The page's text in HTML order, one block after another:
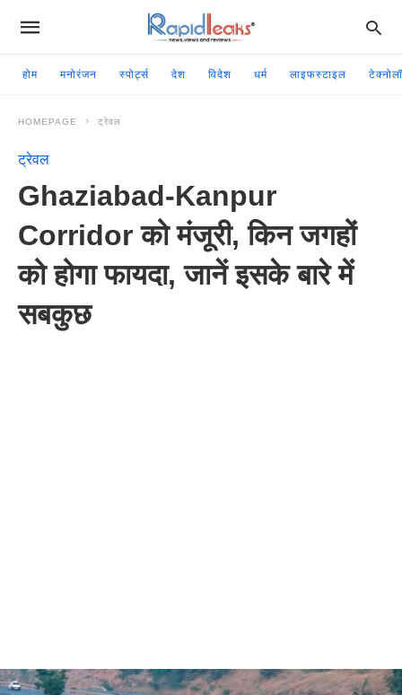
होम मनोरंजन स्पोर्ट्स देश विदेश धर्म लाइफस्टाइल
HOMEPAGE ट्रेवल
ट्रेवल
Ghaziabad-Kanpur
Corridor को मंजूरी, किन जगहों
को होगा फायदा, जानें इसके बारे में
सबकुछ